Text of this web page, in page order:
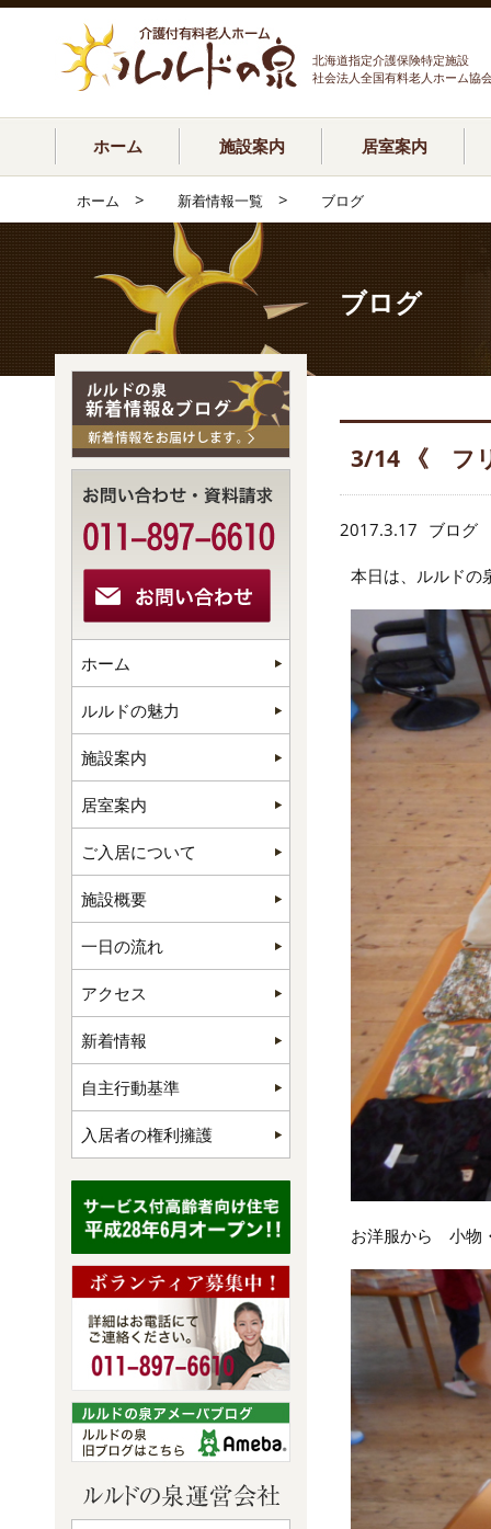
北海道指定介護保険特定施設
社会法人全国有料老人ホーム協
ホーム 施設案内 居室案内
ホーム > 新着情報一覧 > ブログ
ブログ
3/14 《 フ
2017.3.17 ブログ
本日は、ルルドの
お洋服から 小物
ホーム
ルルドの魅力
施設案内
居室案内
ご入居について
施設概要
一日の流れ
アクセス
新着情報
自主行動基準
入居者の権利擁護